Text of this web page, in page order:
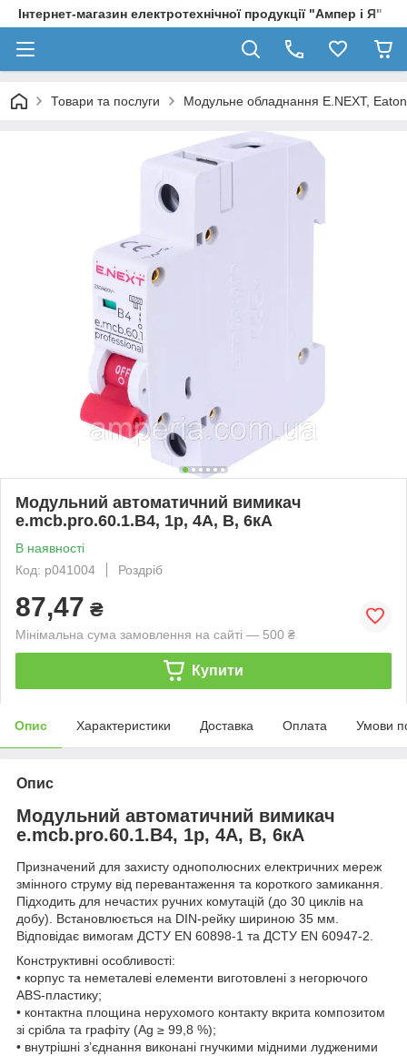
Інтернет-магазин електротехнічної продукції "Ампер і Я"
Товари та послуги Модульне обладнання E.NEXT, Eaton
Модульний автоматичний вимикач
e.mcb.pro.60.1.B4, 1р, 4А, В, 6кА
В наявності
Код: p041004
Роздріб
87,47 ₴
Мінімальна сума замовлення на сайті — 500 ₴
Купити
Опис Характеристики Доставка Оплата Умови
Опис
Модульний автоматичний вимикач
e.mcb.pro.60.1.B4, 1р, 4А, В, 6кА
Призначений для захисту однополюсних електричних мереж
змінного струму від перевантаження та короткого замикання.
Підходить для нечастих ручних комутацій (до 30 циклів на
добу). Встановлюється на DIN-рейку шириною 35 мм.
Відповідає вимогам ДСТУ EN 60898-1 та ДСТУ EN 60947-2.
Конструктивні особливості:
• корпус та неметалеві елементи виготовлені з негорючого
ABS-пластику;
• контактна площина нерухомого контакту вкрита композитом
зі срібла та графіту (Ag ≥ 99,8 %);
• внутрішні з’єднання виконані гнучкими мідними лудженими